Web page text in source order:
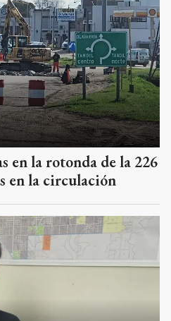
en la rotonda de la 226
en la circulación